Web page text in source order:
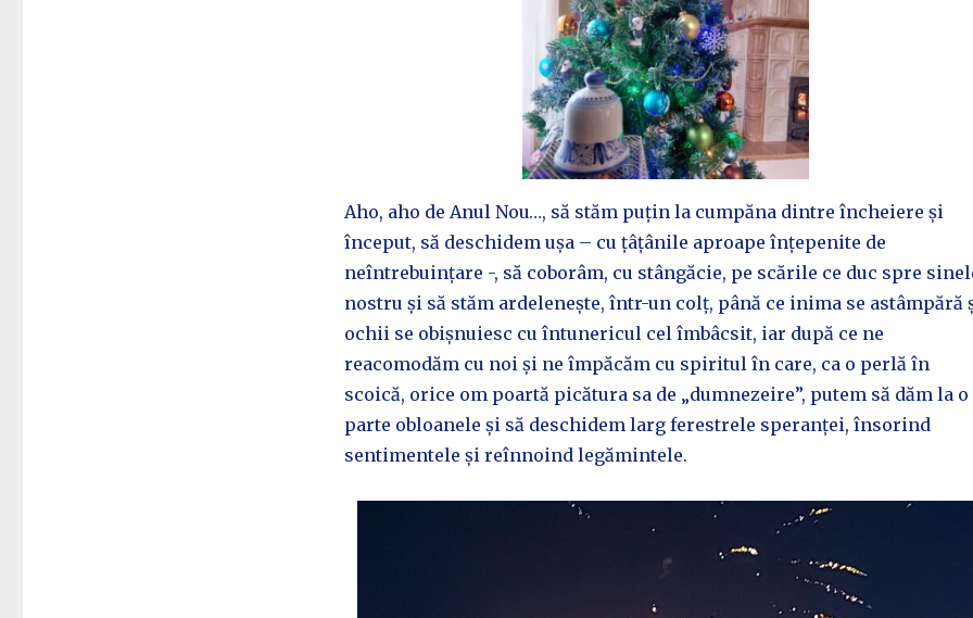
Aho, aho de Anul Nou…, să stăm puțin la cumpăna dintre încheiere și
început, să deschidem ușa – cu țâțânile aproape înțepenite de
neîntrebuințare -, să coborâm, cu stângăcie, pe scările ce duc spre
nostru și să stăm ardelenește, într-un colț, până ce inima se astâmpără
ochii se obișnuiesc cu întunericul cel îmbâcsit, iar după ce ne
reacomodăm cu noi și ne împăcăm cu spiritul în care, ca o perlă în
scoică, orice om poartă picătura sa de „dumnezeire”, putem să dăm la o
parte obloanele și să deschidem larg ferestrele speranței, însorind
sentimentele și reînnoind legămintele.